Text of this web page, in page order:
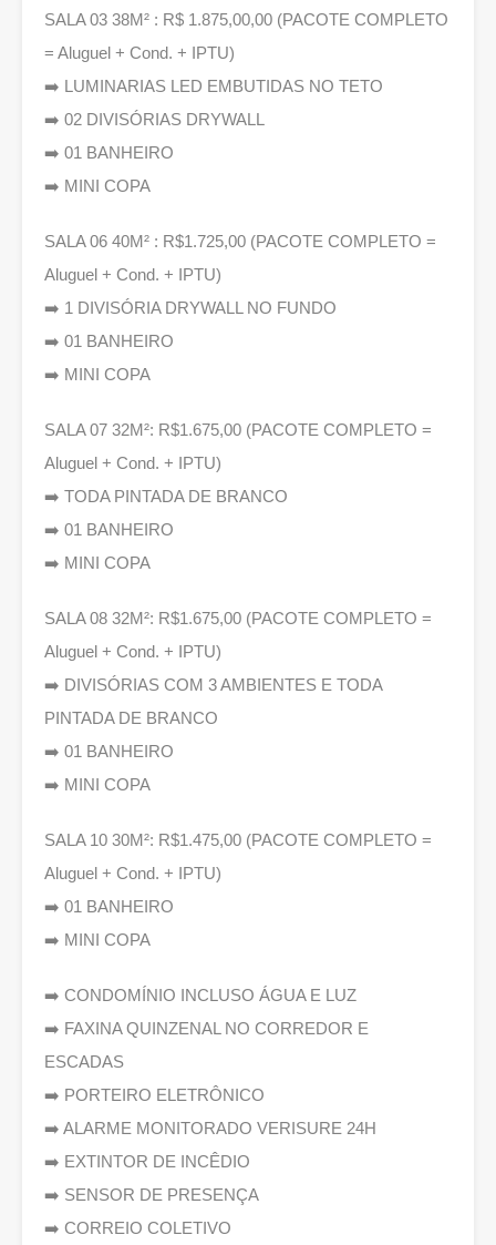
SALA 03 38M² : R$ 1.875,00,00 (PACOTE COMPLETO
= Aluguel + Cond. + IPTU)
➡️ LUMINARIAS LED EMBUTIDAS NO TETO
➡️ 02 DIVISÓRIAS DRYWALL
➡️ 01 BANHEIRO
➡️ MINI COPA
SALA 06 40M² : R$1.725,00 (PACOTE COMPLETO =
Aluguel + Cond. + IPTU)
➡️ 1 DIVISÓRIA DRYWALL NO FUNDO
➡️ 01 BANHEIRO
➡️ MINI COPA
SALA 07 32M²: R$1.675,00 (PACOTE COMPLETO =
Aluguel + Cond. + IPTU)
➡️ TODA PINTADA DE BRANCO
➡️ 01 BANHEIRO
➡️ MINI COPA
SALA 08 32M²: R$1.675,00 (PACOTE COMPLETO =
Aluguel + Cond. + IPTU)
➡️ DIVISÓRIAS COM 3 AMBIENTES E TODA
PINTADA DE BRANCO
➡️ 01 BANHEIRO
➡️ MINI COPA
SALA 10 30M²: R$1.475,00 (PACOTE COMPLETO =
Aluguel + Cond. + IPTU)
➡️ 01 BANHEIRO
➡️ MINI COPA
➡️ CONDOMÍNIO INCLUSO ÁGUA E LUZ
➡️ FAXINA QUINZENAL NO CORREDOR E
ESCADAS
➡️ PORTEIRO ELETRÔNICO
➡️ ALARME MONITORADO VERISURE 24H
➡️ EXTINTOR DE INCÊDIO
➡️ SENSOR DE PRESENÇA
➡️ CORREIO COLETIVO